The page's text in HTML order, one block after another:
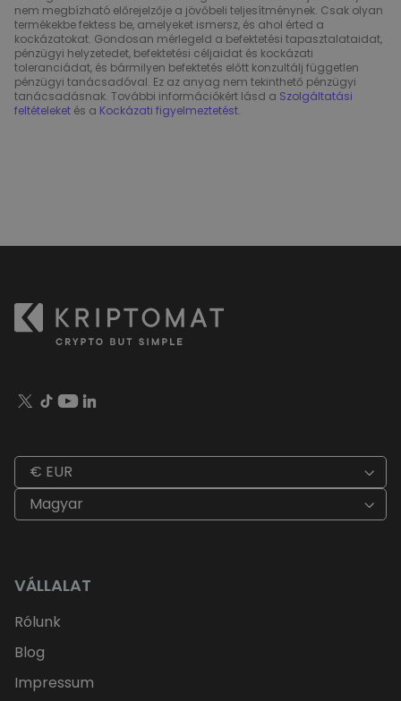
nem megbízható előrejelzője a jövőbeli teljesítménynek. Csak olyan
termékekbe fektess be, amelyeket ismersz, és ahol érted a
kockázatokat. Gondosan mérlegeld a befektetési tapasztalataidat,
pénzügyi helyzetedet, befektetési céljaidat és kockázati
toleranciádat, és bármilyen befektetés előtt konzultálj független
pénzügyi tanácsadóval. Ez az anyag nem tekinthető pénzügyi
tanácsadásnak. További információkért lásd a Szolgáltatási
feltételeket és a Kockázati figyelmeztetést.
€ EUR
Magyar
VÁLLALAT
Rólunk
Blog
Impressum